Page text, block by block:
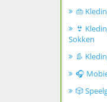
👜
👙
Sokken
👢
🎧
🎲